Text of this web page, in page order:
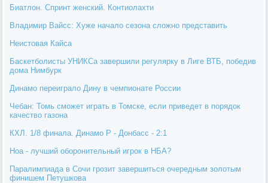
Биатлон. Спринт женский. Контиолахти
Владимир Вайсс: Хуже начало сезона сложно представить
Неистовая Кайса
Баскетболисты УНИКСа завершили регулярку в Лиге ВТБ, победив
дома Нимбурк
Динамо переиграло Дину в чемпионате России
Чебан: Томь сможет играть в Томске, если приведет в порядок
качество газона
КХЛ. 1/8 финала. Динамо Р - Донбасс - 2:1
Ноа - лучший оборонительный игрок в НБА?
Паралимпиада в Сочи грозит завершиться очередным золотым
финишем Петушкова